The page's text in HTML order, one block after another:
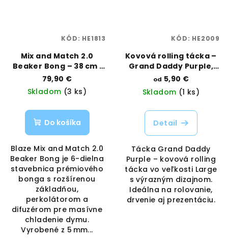
Mix and Match 2.0
Beaker Bong – 38 cm |
Blaze | Vaporama
79,90 €
Skladom (3 ks)
Do košíka
Blaze Mix and Match 2.0
Beaker Bong je 6-dielna
stavebnica prémiového
bonga s rozšírenou
základňou,
perkolátorom a
difuzérom pre masívne
chladenie dymu.
Vyrobené z 5 mm...
KÓD: HE1813
Kovová rolling tácka –
Grand Daddy Purple,
veľkosť Large | Best
Buds | Vaporama
od 5,90 €
Skladom (1 ks)
Detail
Tácka Grand Daddy
Purple – kovová rolling
tácka vo veľkosti Large
s výrazným dizajnom.
Ideálna na rolovanie,
drvenie aj prezentáciu.
KÓD: HE2009